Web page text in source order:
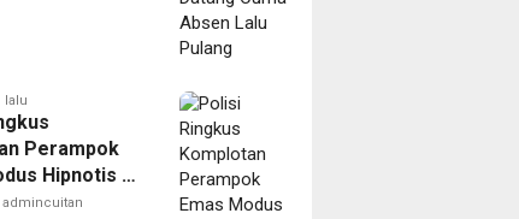
lalu
Perampok
Hipnotis di
admincuitan